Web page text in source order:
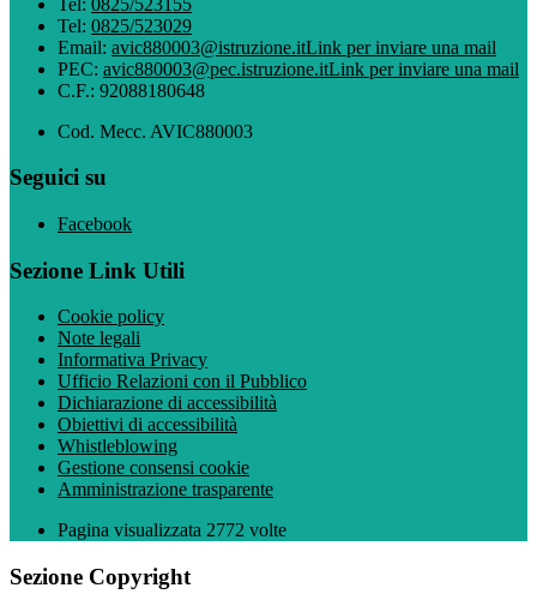
Tel: 0825/523029
Email: avic880003@istruzione.itLink per inviare una mail
PEC: avic880003@pec.istruzione.itLink per inviare una mail
C.F.: 92088180648
Cod. Mecc. AVIC880003
Seguici su
Facebook
Sezione Link Utili
Cookie policy
Note legali
Informativa Privacy
Ufficio Relazioni con il Pubblico
Dichiarazione di accessibilità
Obiettivi di accessibilità
Whistleblowing
Gestione consensi cookie
Amministrazione trasparente
Pagina visualizzata 2772 volte
Sezione Copyright